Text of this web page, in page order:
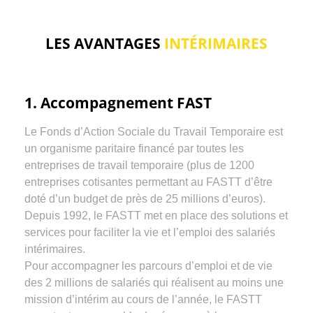
LES AVANTAGES INTÉRIMAIRES
1. Accompagnement FAST
Le Fonds d’Action Sociale du Travail Temporaire est
un organisme paritaire financé par toutes les
entreprises de travail temporaire (plus de 1200
entreprises cotisantes permettant au FASTT d’être
doté d’un budget de près de 25 millions d’euros).
Depuis 1992, le FASTT met en place des solutions et
services pour faciliter la vie et l’emploi des salariés
intérimaires.
Pour accompagner les parcours d’emploi et de vie
des 2 millions de salariés qui réalisent au moins une
mission d’intérim au cours de l’année, le FASTT